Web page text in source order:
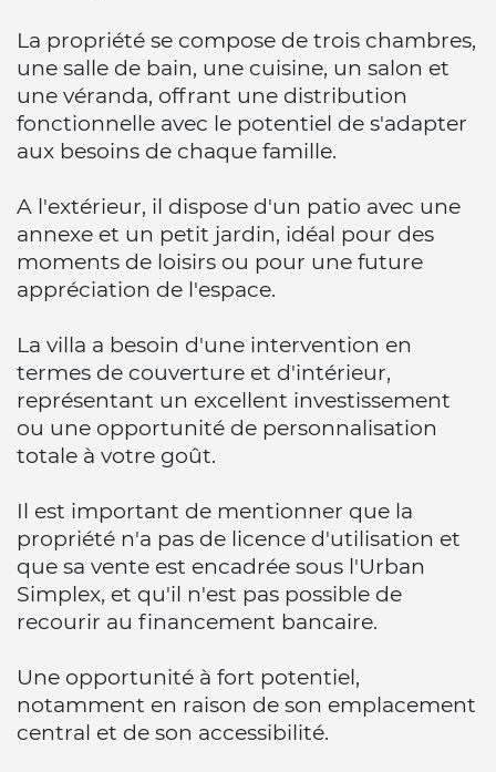
La propriété se compose de trois chambres,
une salle de bain, une cuisine, un salon et
une véranda, offrant une distribution
fonctionnelle avec le potentiel de s'adapter
aux besoins de chaque famille.
A l'extérieur, il dispose d'un patio avec une
annexe et un petit jardin, idéal pour des
moments de loisirs ou pour une future
appréciation de l'espace.
La villa a besoin d'une intervention en
termes de couverture et d'intérieur,
représentant un excellent investissement
ou une opportunité de personnalisation
totale à votre goût.
Il est important de mentionner que la
propriété n'a pas de licence d'utilisation et
que sa vente est encadrée sous l'Urban
Simplex, et qu'il n'est pas possible de
recourir au financement bancaire.
Une opportunité à fort potentiel,
notamment en raison de son emplacement
central et de son accessibilité.